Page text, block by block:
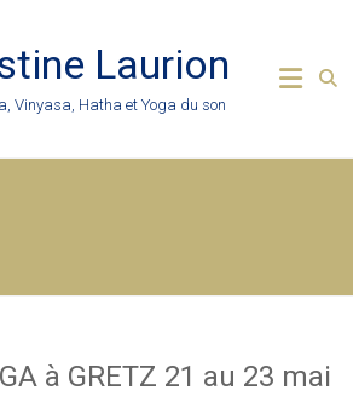
Laurion
Vinyasa, Hatha et Yoga du son
à GRETZ 21 au 23 mai